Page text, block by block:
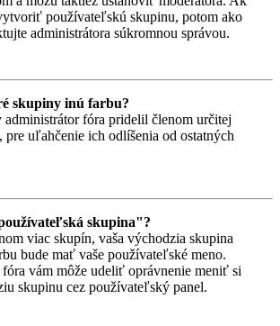
používateľskú skupinu, potom ako
administrátora súkromnou správou.
skupiny inú farbu?
administrátor fóra pridelil členom určitej
pre uľahčenie ich odlíšenia od ostatných
skupina"?
viac skupín, vaša východzia skupina
bude mať vaše používateľské meno.
vám môže udeliť oprávnenie meniť si
skupinu cez používateľský panel.